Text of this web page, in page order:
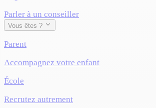
Parler à un conseiller
Vous êtes ?
Parent
Accompagnez votre enfant
École
Recrutez autrement